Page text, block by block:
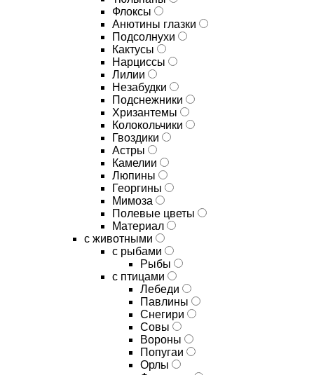
Флоксы
Анютины глазки
Подсолнухи
Кактусы
Нарциссы
Лилии
Незабудки
Подснежники
Хризантемы
Колокольчики
Гвоздики
Астры
Камелии
Люпины
Георгины
Мимоза
Полевые цветы
Материал
с животными
с рыбами
Рыбы
с птицами
Лебеди
Павлины
Снегири
Совы
Вороны
Попугаи
Орлы